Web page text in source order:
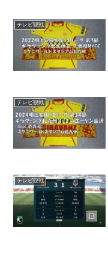
テレビ観戦
テレビ観戦
テレビ観戦